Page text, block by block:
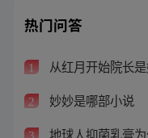
热门问答
1 从红月开始院长
2 妙妙是哪部小说
3 地球人抑菌乳膏